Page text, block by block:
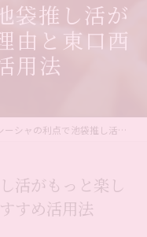
袋推し活が
由と東口西
用法
シャの利点で池袋推し活がもっと楽しくなる理由と東口西口おすすめ活用法
活がもっと楽し
すめ活用法